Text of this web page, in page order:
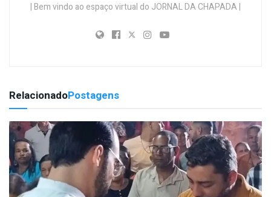
| Bem vindo ao espaço virtual do JORNAL DA CHAPADA |
RelacionadoPostagens